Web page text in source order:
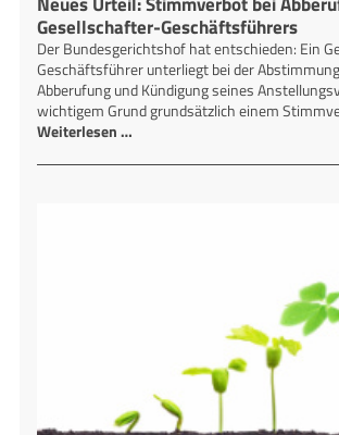
Gesellschafter-Geschäftsführers
Der Bundesgerichtshof hat entschieden: Ein
Geschäftsführer unterliegt bei der
Abberufung und Kündigung seines
wichtigem Grund grundsätzlich einem
Weiterlesen …